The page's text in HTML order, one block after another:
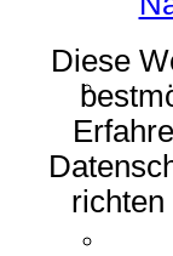
Diese
richten